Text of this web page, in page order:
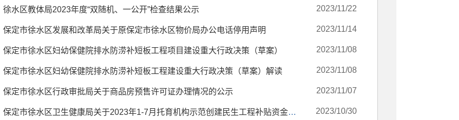
徐水区教体局2023年度“双随机、一公开”检查结果公示 2023/11/22
保定市徐水区发展和改革局关于原保定市徐水区物价局办公电话停用声明 2023/11/14
保定市徐水区妇幼保健院排水防涝补短板工程项目建设重大行政决策（草案） 2023/11/08
保定市徐水区妇幼保健院排水防涝补短板工程建设重大行政决策（草案）解读 2023/11/08
保定市徐水区行政审批局关于商品房预售许可证办理情况的公示 2023/11/07
保定市徐水区卫生健康局关于2023年1-7月托育机构示范创建民生工程补贴资金的公示 2023/10/30